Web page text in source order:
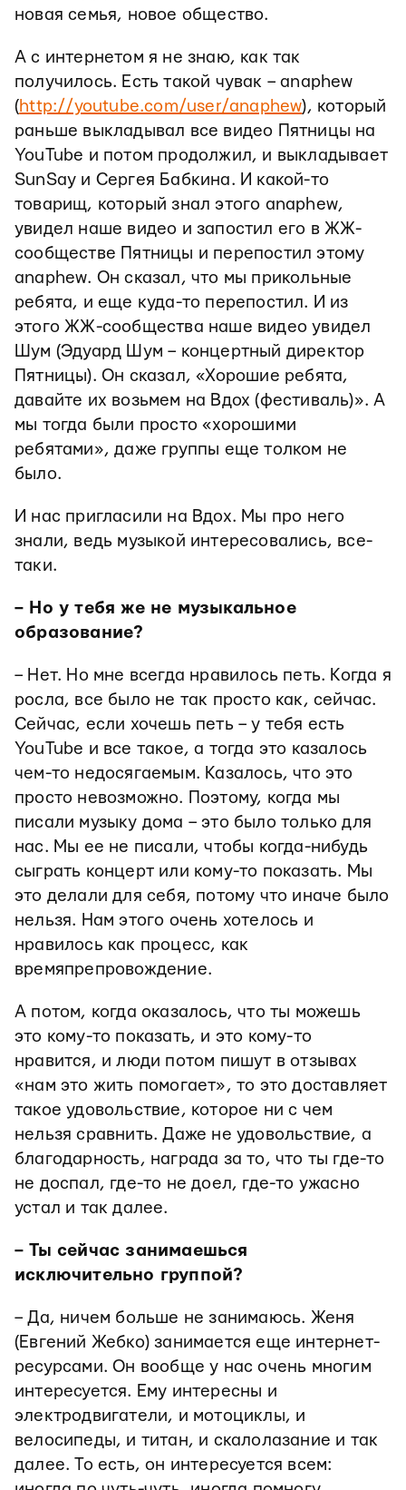
новая семья, новое общество.
А с интернетом я не знаю, как так
получилось. Есть такой чувак – anaphew
(http://youtube.com/user/anaphew), который
раньше выкладывал все видео Пятницы на
YouTube и потом продолжил, и выкладывает
SunSay и Сергея Бабкина. И какой-то
товарищ, который знал этого anaphew,
увидел наше видео и запостил его в ЖЖ-
сообществе Пятницы и перепостил этому
anaphew. Он сказал, что мы прикольные
ребята, и еще куда-то перепостил. И из
этого ЖЖ-сообщества наше видео увидел
Шум (Эдуард Шум – концертный директор
Пятницы). Он сказал, «Хорошие ребята,
давайте их возьмем на Вдох (фестиваль)». А
мы тогда были просто «хорошими
ребятами», даже группы еще толком не
было.
И нас пригласили на Вдох. Мы про него
знали, ведь музыкой интересовались, все-
таки.
– Но у тебя же не музыкальное
образование?
– Нет. Но мне всегда нравилось петь. Когда я
росла, все было не так просто как, сейчас.
Сейчас, если хочешь петь – у тебя есть
YouTube и все такое, а тогда это казалось
чем-то недосягаемым. Казалось, что это
просто невозможно. Поэтому, когда мы
писали музыку дома – это было только для
нас. Мы ее не писали, чтобы когда-нибудь
сыграть концерт или кому-то показать. Мы
это делали для себя, потому что иначе было
нельзя. Нам этого очень хотелось и
нравилось как процесс, как
времяпрепровождение.
А потом, когда оказалось, что ты можешь
это кому-то показать, и это кому-то
нравится, и люди потом пишут в отзывах
«нам это жить помогает», то это доставляет
такое удовольствие, которое ни с чем
нельзя сравнить. Даже не удовольствие, а
благодарность, награда за то, что ты где-то
не доспал, где-то не доел, где-то ужасно
устал и так далее.
– Ты сейчас занимаешься
исключительно группой?
– Да, ничем больше не занимаюсь. Женя
(Евгений Жебко) занимается еще интернет-
ресурсами. Он вообще у нас очень многим
интересуется. Ему интересны и
электродвигатели, и мотоциклы, и
велосипеды, и титан, и скалолазание и так
далее. То есть, он интересуется всем: